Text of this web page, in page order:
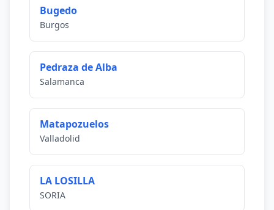
Bugedo
Burgos
Pedraza de Alba
Salamanca
Matapozuelos
Valladolid
LA LOSILLA
SORIA